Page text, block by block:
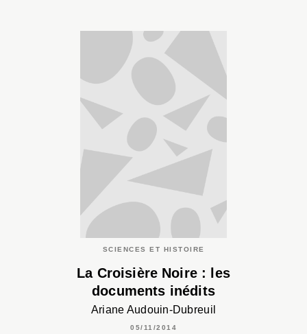
SCIENCES ET HISTOIRE
La Croisière Noire : les
documents inédits
Ariane Audouin-Dubreuil
05/11/2014